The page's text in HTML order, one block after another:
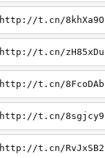
http://t.cn/8khXa9O
http://t.cn/zH85xDu
http://t.cn/8FcoDAb
http://t.cn/8sgjcy9
http://t.cn/RvJxSB2